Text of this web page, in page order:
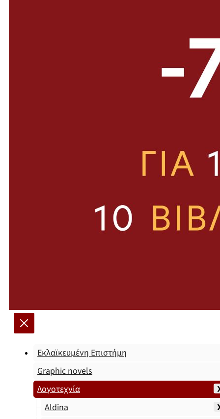
Εκλαϊκευμένη Επιστήμη
Graphic novels
Λογοτεχνία
Aldina